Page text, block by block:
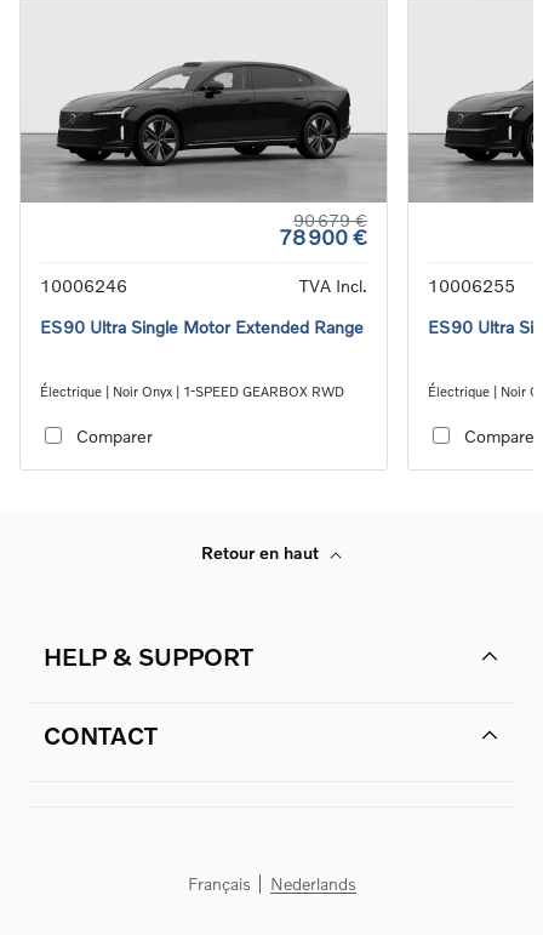
90 679 €
78 900 €
10006246
TVA Incl.
ES90 Ultra Single Motor Extended Range
Électrique | Noir Onyx | 1-SPEED GEARBOX RWD
Comparer
10006255
ES90 Ultra
Électrique | Noir
Comparer
Retour en haut
HELP & SUPPORT
CONTACT
Français Nederlands